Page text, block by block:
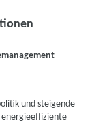
und steigende
energieeffiziente